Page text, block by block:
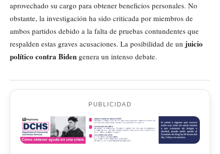
aprovechado su cargo para obtener beneficios personales. No
obstante, la investigación ha sido criticada por miembros de
ambos partidos debido a la falta de pruebas contundentes que
respalden estas graves acusaciones. La posibilidad de un juicio
político contra Biden genera un intenso debate.
PUBLICIDAD